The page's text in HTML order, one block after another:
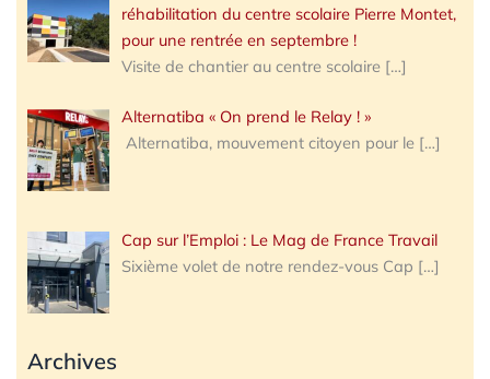
réhabilitation du centre scolaire Pierre Montet,
pour une rentrée en septembre !
Visite de chantier au centre scolaire […]
Alternatiba « On prend le Relay ! »
Alternatiba, mouvement citoyen pour le […]
Cap sur l’Emploi : Le Mag de France Travail
Sixième volet de notre rendez-vous Cap […]
Archives